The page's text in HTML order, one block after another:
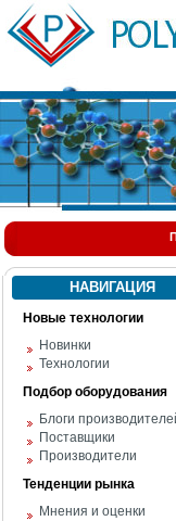
НАВИГАЦИЯ
Новые технологии
Новинки
Технологии
Подбор оборудования
Блоги
Поставщики
Производители
Тенденции рынка
Мнения и оценки